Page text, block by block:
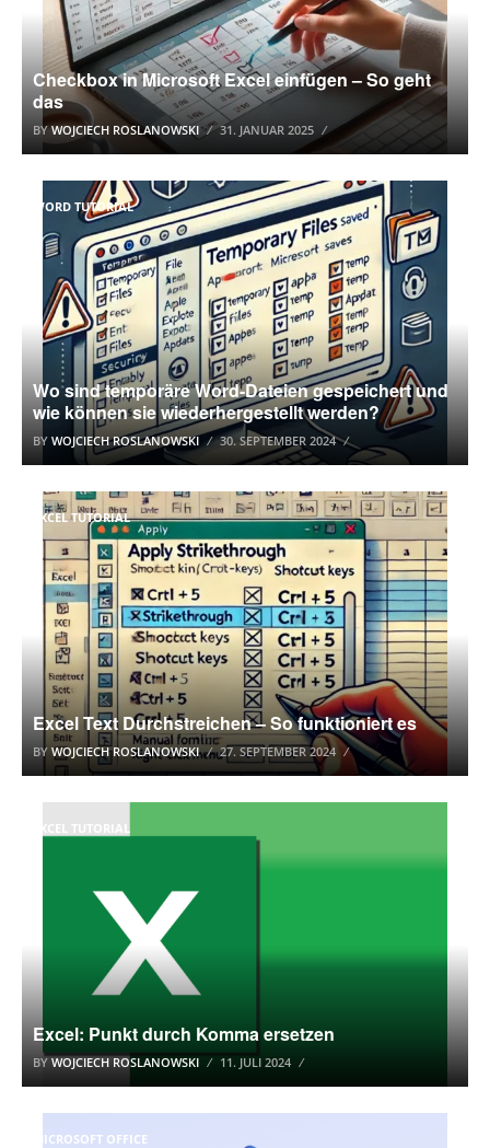
Checkbox in Microsoft Excel einfügen – So geht
das
BYWOJCIECH ROSLANOWSKI 31. JANUAR 2025
WORD TUTORIAL
Wo sind temporäre Word-Dateien gespeichert und
wie können sie wiederhergestellt werden?
BY WOJCIECH ROSLANOWSKI 30. SEPTEMBER 2024
EXCEL TUTORIAL
Excel Text Durchstreichen – So funktioniert es
BY WOJCIECH ROSLANOWSKI 27. SEPTEMBER 2024
EXCEL TUTORIAL
Excel: Punkt durch Komma ersetzen
BY WOJCIECH ROSLANOWSKI 11. JULI 2024
MICROSOFT OFFICE